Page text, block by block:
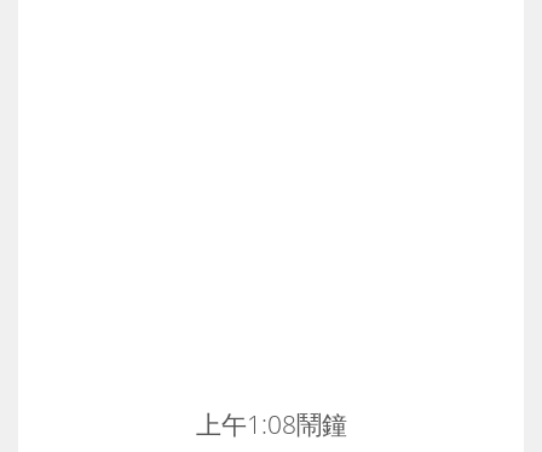
上午1:08鬧鐘